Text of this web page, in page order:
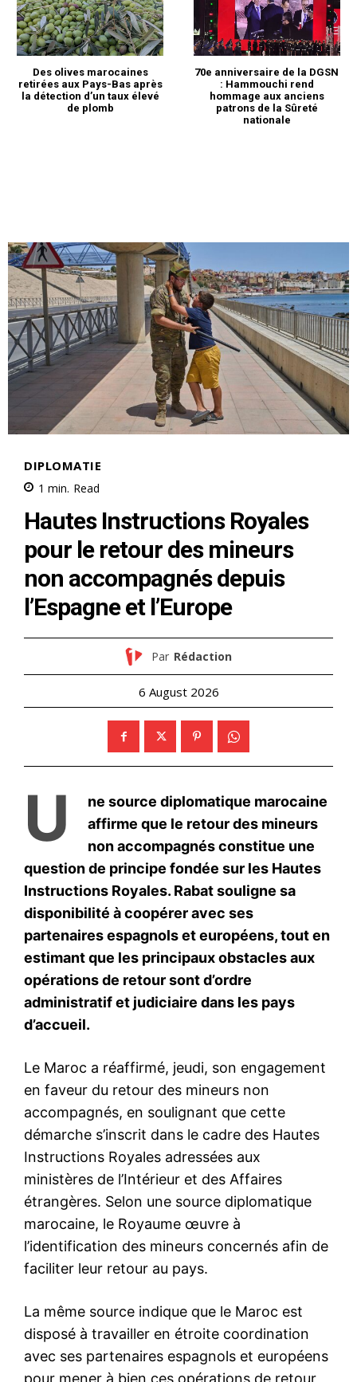
le1.ma
l'information
Des olives marocaines
retirées aux Pays-Bas après
la détection d’un taux élevé
de plomb
70e anniversaire de la DGSN
: Hammouchi rend
hommage aux anciens
patrons de la Sûreté
nationale